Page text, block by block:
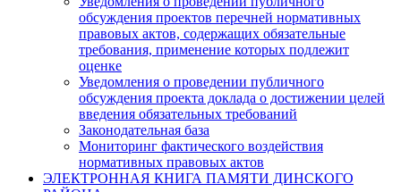
обсуждения проектов перечней нормативных
правовых актов, содержащих обязательные
требования, применение которых подлежит
оценке
Уведомления о проведении публичного
обсуждения проекта доклада о достижении целей
введения обязательных требований
Законодательная база
Мониторинг фактического воздействия
нормативных правовых актов
ЭЛЕКТРОННАЯ КНИГА ПАМЯТИ ДИНСКОГО